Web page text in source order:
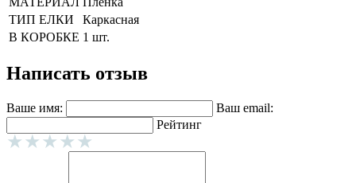
ТИП ЕЛКИ
Каркасная
В КОРОБКЕ 1 шт.
Написать отзыв
Ваше имя:
Ваш email:
Рейтинг